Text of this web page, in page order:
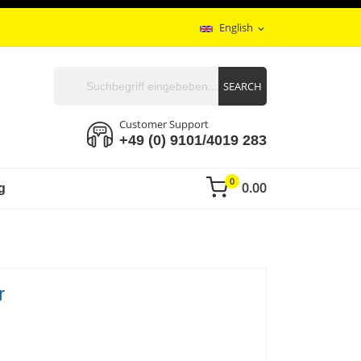
English expand_more
0.00
0
SEARCH
Customer Support
+49 (0) 9101/4019 283